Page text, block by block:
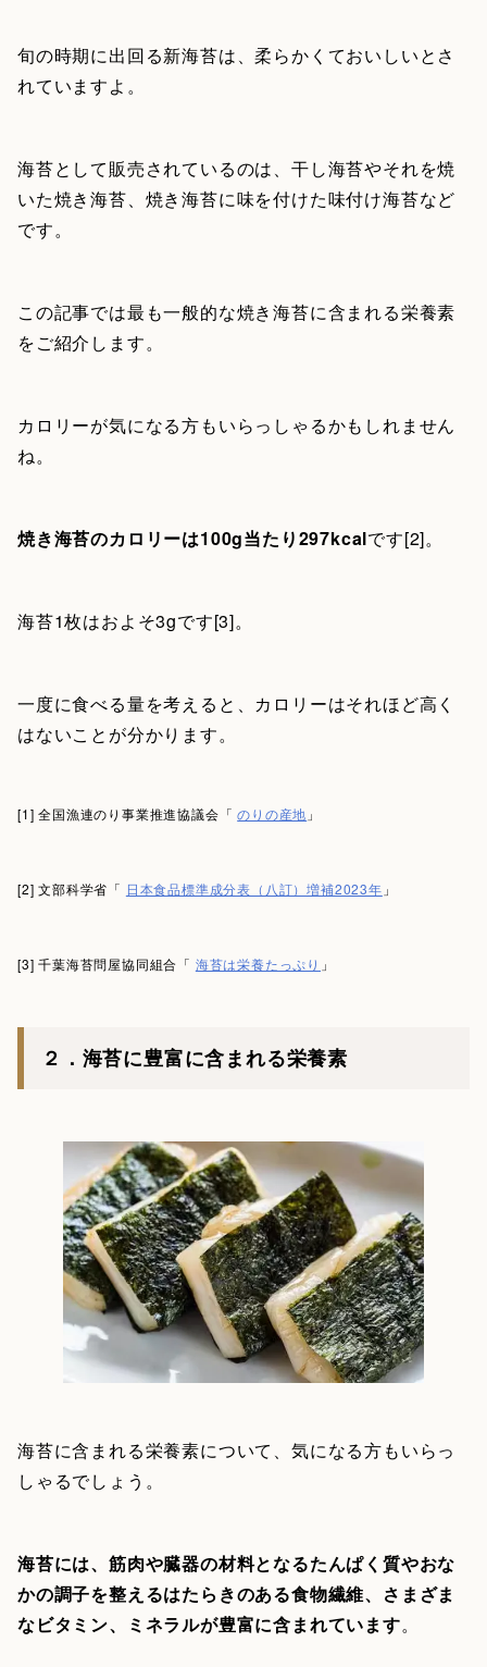
旬の時期に出回る新海苔は、柔らかくておいしいとさ
れていますよ。
海苔として販売されているのは、干し海苔やそれを焼
いた焼き海苔、焼き海苔に味を付けた味付け海苔など
です。
この記事では最も一般的な焼き海苔に含まれる栄養素
をご紹介します。
カロリーが気になる方もいらっしゃるかもしれません
ね。
焼き海苔のカロリーは100g当たり297kcalです[2]。
海苔1枚はおよそ3gです[3]。
一度に食べる量を考えると、カロリーはそれほど高く
はないことが分かります。
[1] 全国漁連のり事業推進協議会「のりの産地 」
[2] 文部科学省「 日本食品標準成分表（八訂）増補2023年 」
[3] 千葉海苔問屋協同組合「 海苔は栄養たっぷり 」
２．海苔に豊富に含まれる栄養素
海苔に含まれる栄養素について、気になる方もいらっ
しゃるでしょう。
海苔には、筋肉や臓器の材料となるたんぱく質やおな
かの調子を整えるはたらきのある食物繊維、さまざま
なビタミン、ミネラルが豊富に含まれています。